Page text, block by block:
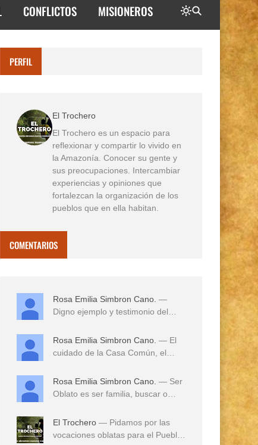
CONFLICTOS MISIONEROS
PERFIL
El Trochero
El Trochero es un espacio para
reflexionar y compartir lo vivido en
la Amazonía. Conocer su gente y
sus preocupaciones. Intercambiar
experiencias y opiniones que
fortalezcan la organización de los
pueblos que en ella habitan.
COMENTARIOS
Rosa Emilia Simbron Cano. —
Digno ejemplo y testimonio del
Rosa Emilia Simbron Cano. — El
cuidado de la Casa Común, el
Rosa Emilia Simbron Cano. — Ser
Oblato es ser familia, buscar o
El Trochero — Pidamos por las
vocaciones oblatas para el Pueblo